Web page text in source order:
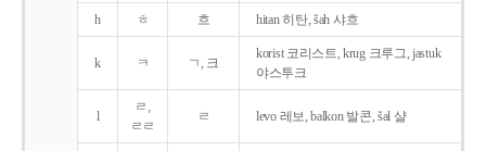
h ㅎ 흐 hitan 히탄, šah 샤흐
k ㅋ ㄱ, 크
korist 코리스트, krug 크루그, jastuk
야스투크
l
ㄹ,
ㄹㄹ
ㄹ levo 레보, balkon 발콘, šal 샬